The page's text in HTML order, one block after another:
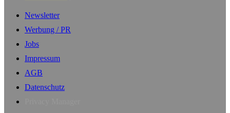
Newsletter
Werbung / PR
Jobs
Impressum
AGB
Datenschutz